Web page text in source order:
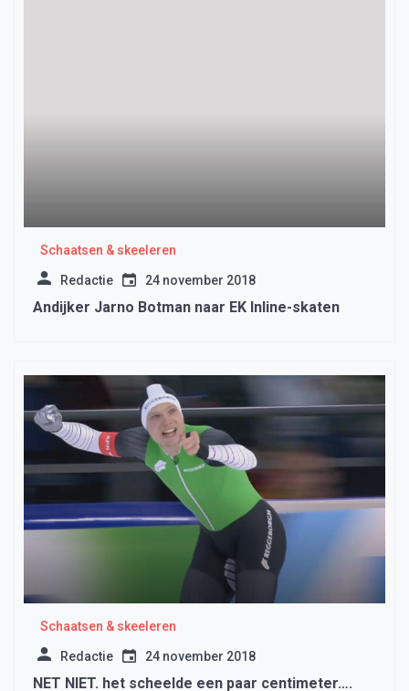
Schaatsen & skeeleren
Redactie 24 november 2018
Andijker Jarno Botman naar EK Inline-skaten
Schaatsen & skeeleren
Redactie 24 november 2018
NET NIET. het scheelde een paar centimeter….